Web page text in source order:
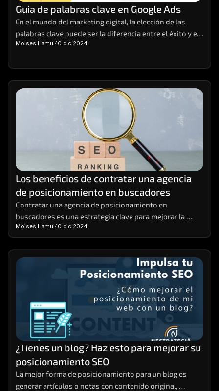
Guia de palabras clave en Google Ads
En el mundo del marketing digital, la elección de las
palabras clave puede ser la diferencia entre el éxito y el
fracaso de una campaña. Imagina tener el poder de
están buscando lo que ofreces.
Moises Hamui 10 dic 2024
Los beneficios de contratar una agencia
de posicionamiento en buscadores
Contratar una agencia de posicionamiento en
buscadores es una estrategia clave para mejorar la
visibilidad de tu negocio en línea.  Estas agencias
ofrecen el conocimiento y la experiencia necesarios
para implementar prácticas de SEO efectivas que
aumentan el tráfico orgánico y potencian tus ventas.
Moises Hamui 10 dic 2024
¿Tienes un blog? Haz esto para mejorar su
posicionamiento SEO
La mejor forma de posicionamiento para un blog es
generar artículos o notas con contenido original,